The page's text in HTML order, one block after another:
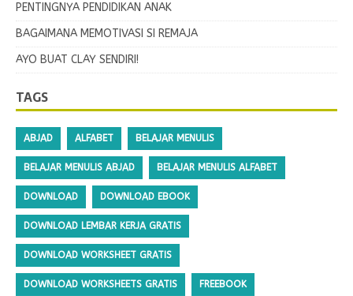
PENTINGNYA PENDIDIKAN ANAK
BAGAIMANA MEMOTIVASI SI REMAJA
AYO BUAT CLAY SENDIRI!
TAGS
ABJAD ALFABET BELAJAR MENULIS
BELAJAR MENULIS ABJAD BELAJAR MENULIS ALFABET
DOWNLOAD DOWNLOAD EBOOK
DOWNLOAD LEMBAR KERJA GRATIS
DOWNLOAD WORKSHEET GRATIS
DOWNLOAD WORKSHEETS GRATIS FREEBOOK